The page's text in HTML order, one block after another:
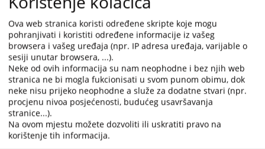
Prateći dokumenti
Predsjednica suda Orman Šerbo Rasema - Biografija
Ova web stranica koristi određene skripte koje mogu
pohranjivati i koristiti određene informacije iz vašeg
browsera i vašeg uređaja (npr. IP adresa uređaja, varijable o
sesiji unutar browsera, ...).
Neke od ovih informacija su nam neophodne i bez njih web
stranica ne bi mogla fukcionisati u svom punom obimu, dok
neke nisu prijeko neophodne a služe za dodatne stvari (npr.
procjenu nivoa posjećenosti, budućeg usavršavanja
stranice...).
Na ovom mjestu možete dozvoliti ili uskratiti pravo na
korištenje tih informacija.